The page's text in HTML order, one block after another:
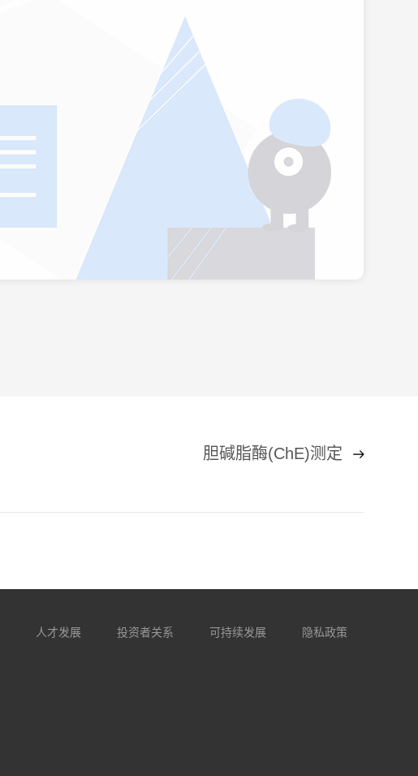
胆碱脂酶(ChE)测定
人才发展 投资者关系 可持续发展 隐私政策